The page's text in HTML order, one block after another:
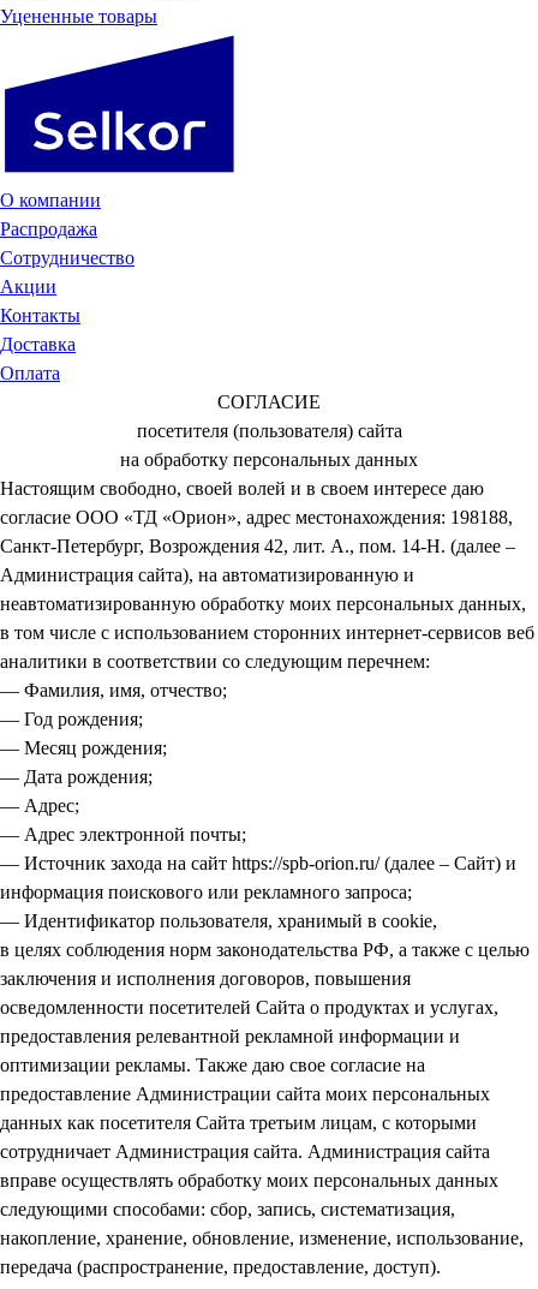
Уцененные товары
О компании
Распродажа
Сотрудничество
Акции
Контакты
Доставка
Оплата
СОГЛАСИЕ
посетителя (пользователя) сайта
на обработку персональных данных
Настоящим свободно, своей волей и в своем интересе даю
согласие ООО «ТД «Орион», адрес местонахождения: 198188,
Санкт-Петербург, Возрождения 42, лит. А., пом. 14-Н. (далее –
Администрация сайта), на автоматизированную и
неавтоматизированную обработку моих персональных данных,
в том числе с использованием сторонних интернет-сервисов веб
аналитики в соответствии со следующим перечнем:
— Фамилия, имя, отчество;
— Год рождения;
— Месяц рождения;
— Дата рождения;
— Адрес;
— Адрес электронной почты;
— Источник захода на сайт https://spb-orion.ru/ (далее – Сайт) и
информация поискового или рекламного запроса;
— Идентификатор пользователя, хранимый в cookie,
в целях соблюдения норм законодательства РФ, а также с целью
заключения и исполнения договоров, повышения
осведомленности посетителей Сайта о продуктах и услугах,
предоставления релевантной рекламной информации и
оптимизации рекламы. Также даю свое согласие на
предоставление Администрации сайта моих персональных
данных как посетителя Сайта третьим лицам, с которыми
сотрудничает Администрация сайта. Администрация сайта
вправе осуществлять обработку моих персональных данных
следующими способами: сбор, запись, систематизация,
накопление, хранение, обновление, изменение, использование,
передача (распространение, предоставление, доступ).